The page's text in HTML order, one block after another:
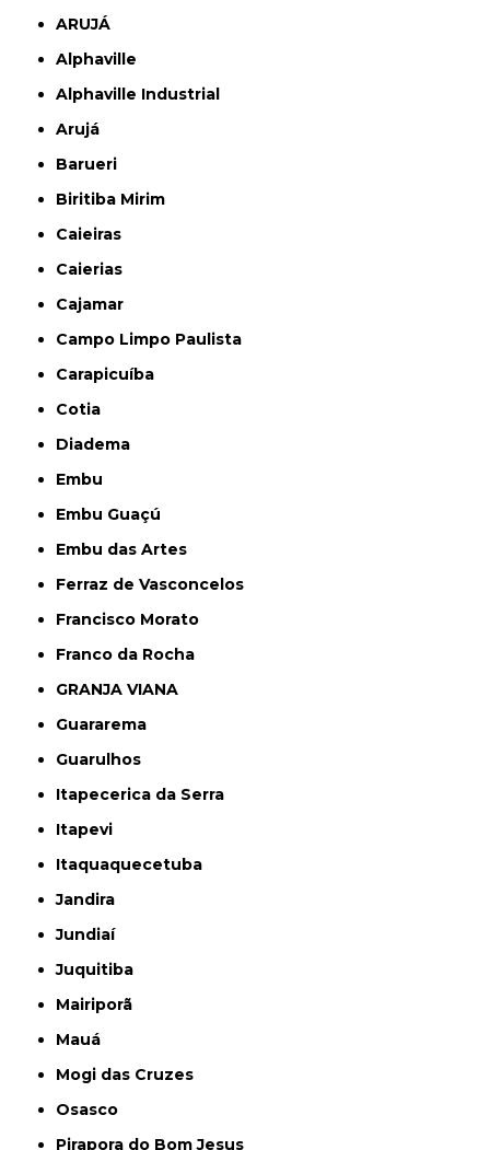
ARUJÁ
Alphaville
Alphaville Industrial
Arujá
Barueri
Biritiba Mirim
Caieiras
Caierias
Cajamar
Campo Limpo Paulista
Carapicuíba
Cotia
Diadema
Embu
Embu Guaçú
Embu das Artes
Ferraz de Vasconcelos
Francisco Morato
Franco da Rocha
GRANJA VIANA
Guararema
Guarulhos
Itapecerica da Serra
Itapevi
Itaquaquecetuba
Jandira
Jundiaí
Juquitiba
Mairiporã
Mauá
Mogi das Cruzes
Osasco
Pirapora do Bom Jesus